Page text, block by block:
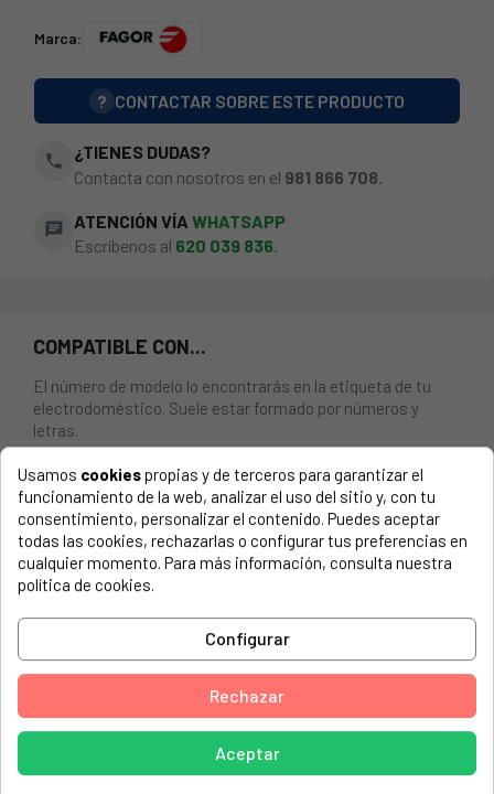
Marca:
? CONTACTAR SOBRE ESTE PRODUCTO
phone
¿TIENES DUDAS?
Contacta con nosotros en el 981 866 708
chat ATENCIÓN VÍA WHATSAPP
Escríbenos al 620 039 836.
COMPATIBLE CON...
El número de modelo lo encontrarás en la etiqueta de tu
electrodoméstico. Suele estar formado por números y
letras.
DIAL MANDO NEGRO HORNO FAGOR EDESA 6 potencias
EDESA, 2CEP-31M BUT 902271857
EDESA, 2CEP-31M NAT 902271866
EDESA, 2EP-31M B NAT 902271571
EDESA, 2EP-31M TDF B 902271580
EDESA, 2EP-31M TDF N 902271599
EDESA, 2EP-31M X BUT 902271465
Usamos cookiespropias y de terceros para garantizar el
funcionamiento de la web, analizar el uso del sitio y, con tu
consentimiento, personalizar el contenido. Puedes aceptar
todas las cookies, rechazarlas o configurar tus preferencias en
cualquier momento. Para más información, consulta nuestra
política de cookies.
Configurar
Rechazar
Aceptar